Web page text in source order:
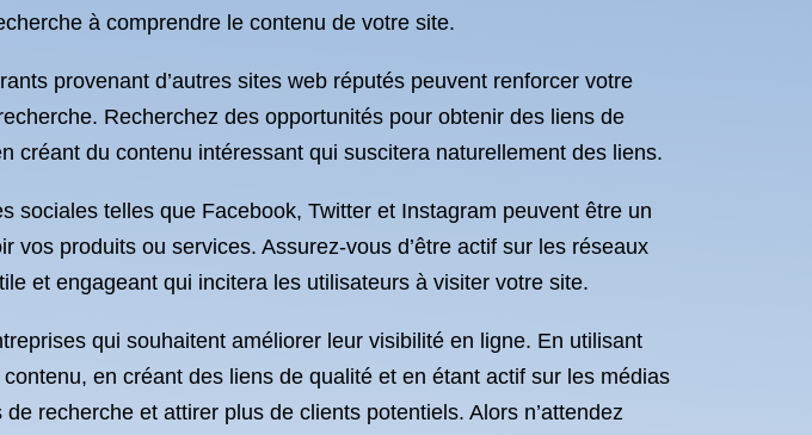
à comprendre le contenu de votre site.
provenant d’autres sites web réputés peuvent renforcer votre
Recherchez des opportunités pour obtenir des liens de
créant du contenu intéressant qui suscitera naturellement des liens.
sociales telles que Facebook, Twitter et Instagram peuvent être un
vos produits ou services. Assurez-vous d’être actif sur les réseaux
et engageant qui incitera les utilisateurs à visiter votre site.
qui souhaitent améliorer leur visibilité en ligne. En utilisant
en créant des liens de qualité et en étant actif sur les médias
recherche et attirer plus de clients potentiels. Alors n’attendez